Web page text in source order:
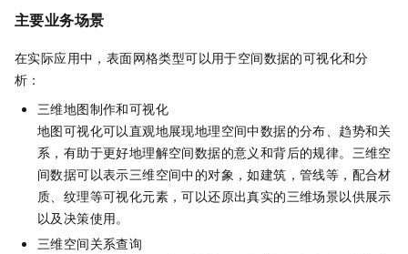
主要业务场景
在实际应用中，表面网格类型可以用于空间数据的可视化和分
析：
三维地图制作和可视化
地图可视化可以直观地展现地理空间中数据的分布、趋势和关
系，有助于更好地理解空间数据的意义和背后的规律。三维空
间数据可以表示三维空间中的对象，如建筑，管线等，配合材
质、纹理等可视化元素，可以还原出真实的三维场景以供展示
以及决策使用。
三维空间关系查询